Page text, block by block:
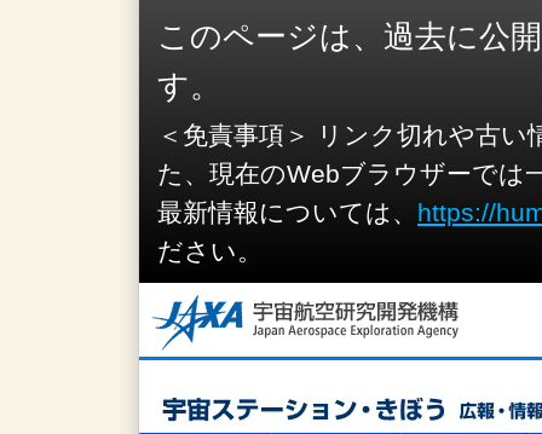
このページは、過去に公
す。
＜免責事項＞ リンク切れや古
た、現在のWebブラウザーでは
最新情報については、 https://
ださい。